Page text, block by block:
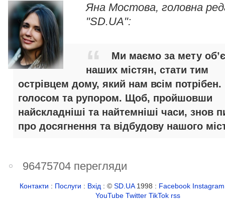
Яна Мостова, головна
"SD.UA":
Ми маємо за мету
наших містян, стати тим
острівцем дому, який нам всім потрібен.
голосом та рупором. Щоб, пройшовши
найскладніші та найтемніші часи, знов
про досягнення та відбудову нашого
96475704 перегляди
Контакти : Послуги : Вхід : ©SD.UA1998 : Facebook Instagram
YouTube Twitter TikTok rss